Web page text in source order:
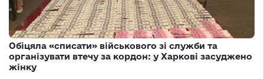
Обіцяла «списати» військового зі служби та
організувати втечу за кордон: у Харкові засуджено
жінку